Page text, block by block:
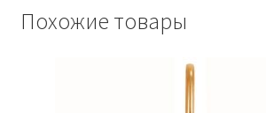
Похожие товары